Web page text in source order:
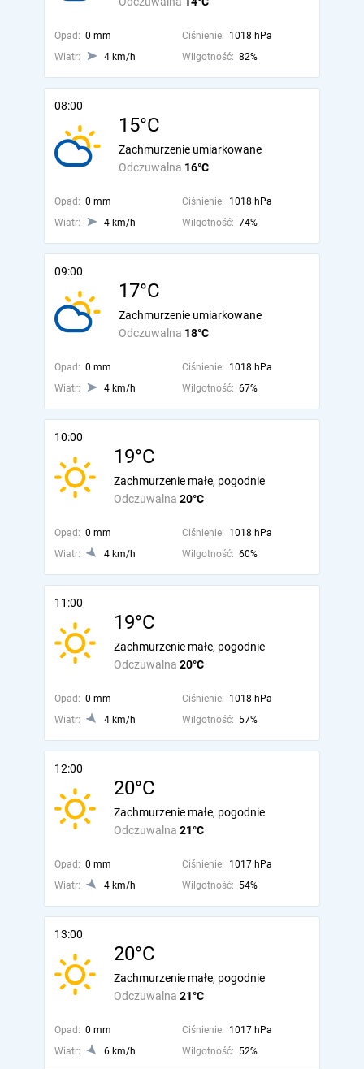
Opad: 0 mm Ciśnienie: 1018 hPa
Wiatr:
4 km/h Wilgotność: 82%
08:00
15°C
Odczuwalna 16°C
Zachmurzenie umiarkowane
Opad: 0 mm Ciśnienie: 1018 hPa
Wiatr:
4 km/h Wilgotność: 74%
09:00
17°C
Odczuwalna 18°C
Zachmurzenie umiarkowane
Opad: 0 mm Ciśnienie: 1018 hPa
Wiatr:
4 km/h Wilgotność: 67%
10:00
19°C
Odczuwalna 20°C
Zachmurzenie małe, pogodnie
Opad: 0 mm Ciśnienie: 1018 hPa
Wiatr:
4 km/h Wilgotność: 60%
11:00
19°C
Odczuwalna 20°C
Zachmurzenie małe, pogodnie
Opad: 0 mm Ciśnienie: 1018 hPa
Wiatr:
4 km/h Wilgotność: 57%
12:00
20°C
Odczuwalna 21°C
Zachmurzenie małe, pogodnie
Opad: 0 mm Ciśnienie: 1017 hPa
Wiatr:
4 km/h Wilgotność: 54%
13:00
20°C
Odczuwalna 21°C
Zachmurzenie małe, pogodnie
Opad: 0 mm Ciśnienie: 1017 hPa
Wiatr:
6 km/h Wilgotność: 52%